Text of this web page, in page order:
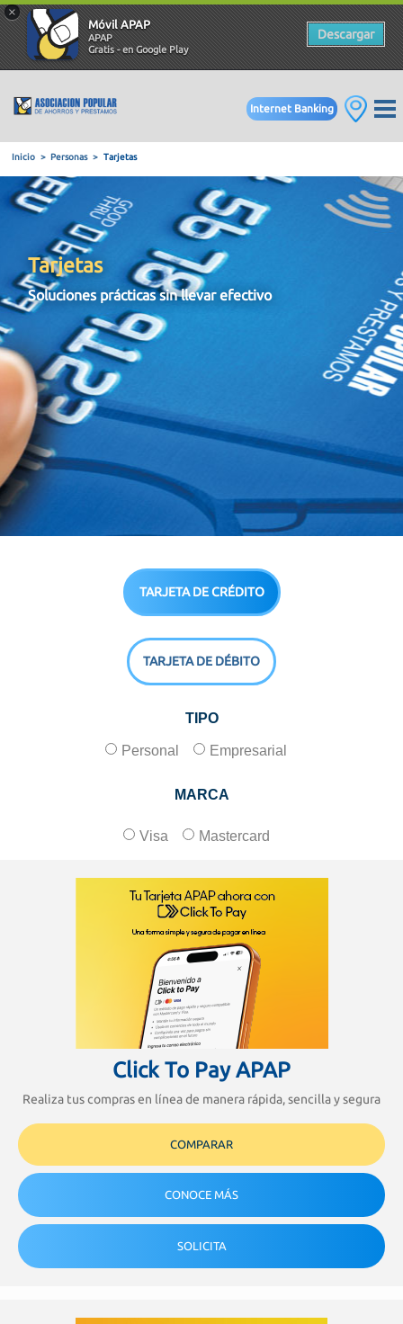
×
Móvil APAP
APAP
Gratis - en Google Play
Descargar
Internet Banking
Inicio Personas Tarjetas
Tarjetas
Soluciones prácticas sin llevar efectivo
TARJETA DE CRÉDITO
TARJETA DE DÉBITO
TIPO
Personal Empresarial
MARCA
Visa Mastercard
Click To Pay APAP
Realiza tus compras en línea de manera rápida, sencilla y segura
COMPARAR
CONOCE MÁS
SOLICITA